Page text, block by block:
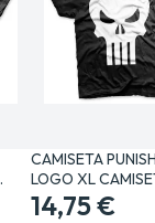
CAMISETA
LOGO XL
MANGA /…
14,75 €